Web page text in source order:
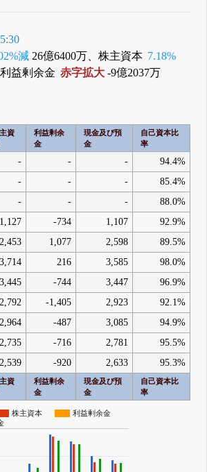
減 26億6400万、株主資本 7.18%
益剰余金 赤字拡大 -9億2037万
資
利益剰余
金
現金及び預
金
自己資本比
率
- - - 94.4%
- - - 85.4%
- - - 88.0%
1,127 -734 1,107 92.9%
2,453 1,077 2,598 89.5%
3,714 216 3,585 98.0%
3,445 -744 3,447 96.9%
2,792 -1,405 2,923 92.1%
2,964 -487 3,085 94.9%
2,735 -716 2,781 95.5%
2,539 -920 2,633 95.3%
資
利益剰余
金
現金及び預
金
自己資本比
率
株主資本
利益剰余金